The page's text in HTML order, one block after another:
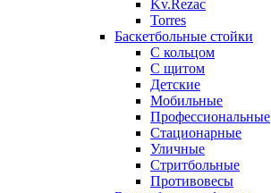
Kv.Rezac
Torres
Баскетбольные стойки
С кольцом
С щитом
Детские
Мобильные
Профессиональные
Стационарные
Уличные
Стритбольные
Противовесы